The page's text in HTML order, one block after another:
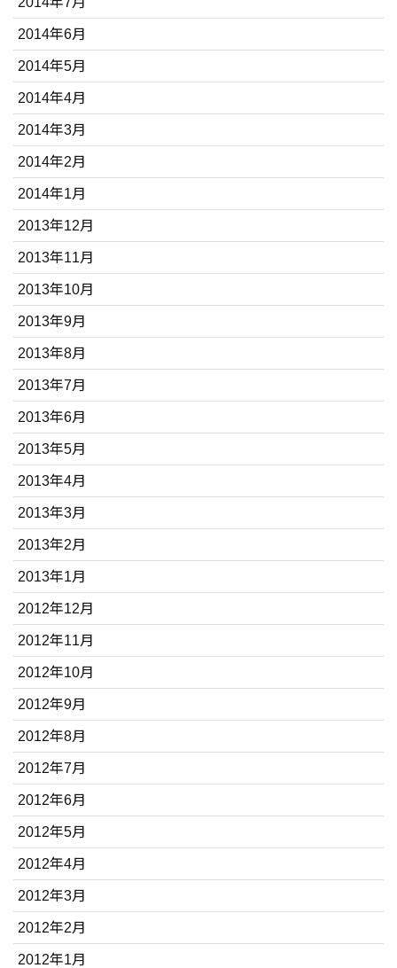
2014年6月
2014年5月
2014年4月
2014年3月
2014年2月
2014年1月
2013年12月
2013年11月
2013年10月
2013年9月
2013年8月
2013年7月
2013年6月
2013年5月
2013年4月
2013年3月
2013年2月
2013年1月
2012年12月
2012年11月
2012年10月
2012年9月
2012年8月
2012年7月
2012年6月
2012年5月
2012年4月
2012年3月
2012年2月
2012年1月